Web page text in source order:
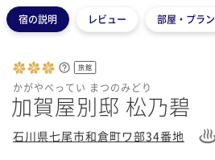
宿の説明 レビュー 部屋・プラン
旅館
かがやべってい まつのみどり
加賀屋別邸 松乃碧
石川県七尾市和倉町ワ部34番地